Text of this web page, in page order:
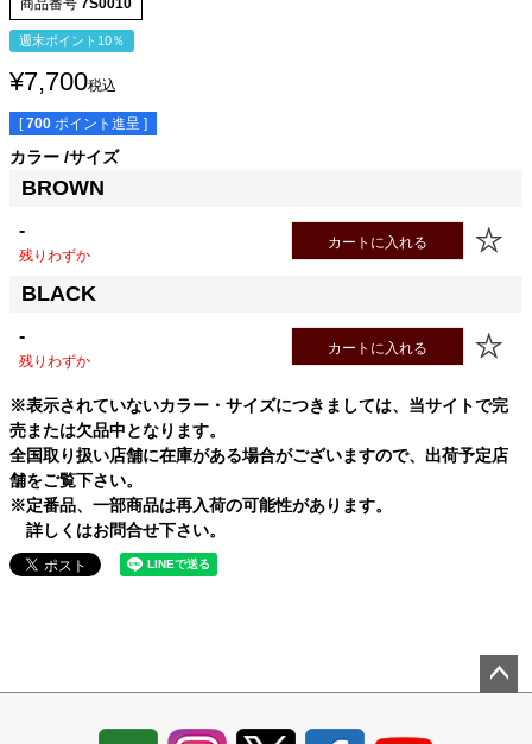
週末ポイント10％
¥7,700税込
[ 700 ポイント進呈 ]
カラー サイズ
BROWN
-
残りわずか
カートに入れる
BLACK
-
残りわずか
カートに入れる
※表示されていないカラー・サイズにつきましては、当サイトで完
売または欠品中となります。
全国取り扱い店舗に在庫がある場合がございますので、出荷予定店
舗をご覧下さい。
※定番品、一部商品は再入荷の可能性があります。
詳しくはお問合せ下さい。